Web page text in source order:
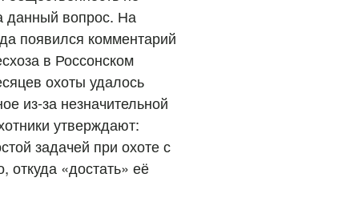
данный вопрос. На
появился комментарий
в Россонском
охоты удалось
из-за незначительной
утверждают:
задачей при охоте с
откуда «достать» её